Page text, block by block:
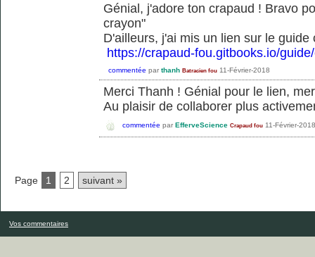
Génial, j'adore ton crapaud ! Bravo
crayon"
D'ailleurs, j'ai mis un lien sur le guide
https://crapaud-fou.gitbooks.io/
commentée par thanh Batracien fou 11-Février-2018
Merci Thanh ! Génial pour le lien,
Au plaisir de collaborer plus
commentée par EfferveScience Crapaud fou 11-Février-2018
Page 1 2 suivant »
Vos commentaires